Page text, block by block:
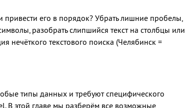
привести его в порядок? Убрать лишние пробелы,
разобрать слипшийся текст на столбцы или
нечёткого текстового поиска (Челябинск =
типы данных и требуют специфического
В этой главе мы разберём все возможные